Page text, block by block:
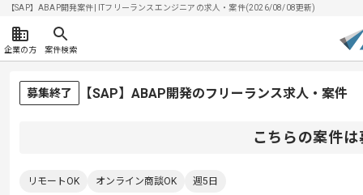
【SAP】ABAP開発案件| ITフリーランスエンジニアの求人・案件(2026/08/08更新)
企業の方 案件検索
募集終了 【SAP】ABAP開発のフリーランス求人・案件
こちらの案件
リモートOK オンライン商談OK 週5日